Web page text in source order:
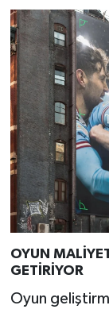
OYUN
GETİRİYOR
Oyun
Yemek